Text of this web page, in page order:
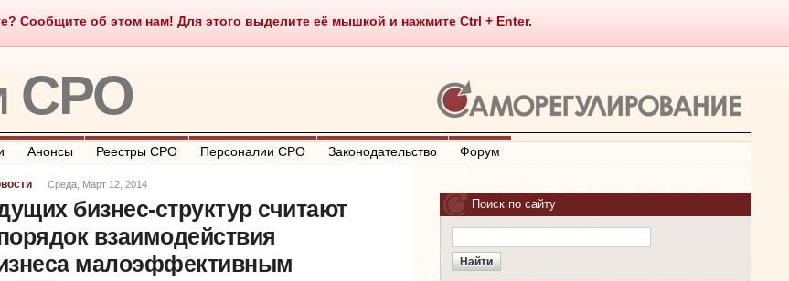
Сообщите об этом нам! Для этого выделите её мышкой и нажмите Ctrl + Enter.
СРО О портале Контакты Полезные ссылки
СРО
Анонсы Реестры СРО Персоналии СРО Законодательство Форум
Среда, Март 12, 2014
бизнес-структур считают
взаимодействия
малоэффективным
Поиск по сайту